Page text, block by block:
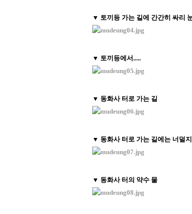
▼ 토끼등 가는 길에 간간히 싸리
▼ 토끼등에서.....
▼ 동화사 터로 가는 길
▼ 동화사 터로 가는 길에는 너덜
▼ 동화사 터의 약수 물